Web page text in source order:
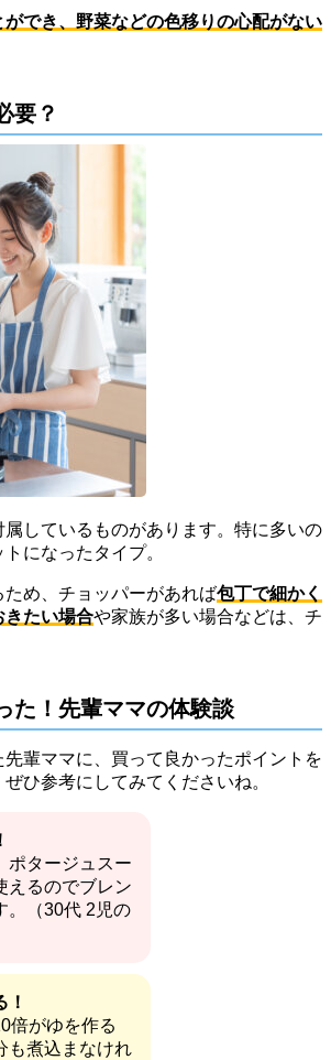
でき、野菜などの色移りの心配がない
要？
しているものがあります。特に多いの
トになったタイプ。
め、チョッパーがあれば包丁で細かく
きたい場合や家族が多い場合などは、チ
た！先輩ママの体験談
輩ママに、買って良かったポイントを
ひ参考にしてみてくださいね。
ポタージュスー
えるのでブレン
。（30代 2児の
倍がゆを作る
も煮込まなけれ